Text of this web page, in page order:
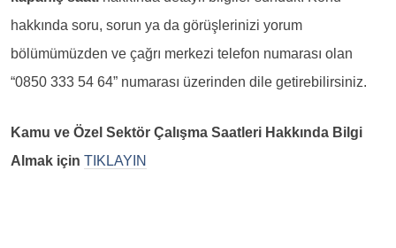
hakkında soru, sorun ya da görüşlerinizi yorum
bölümümüzden ve çağrı merkezi telefon numarası olan
“0850 333 54 64” numarası üzerinden dile getirebilirsiniz.
Kamu ve Özel Sektör Çalışma Saatleri Hakkında Bilgi
Almak için TIKLAYIN